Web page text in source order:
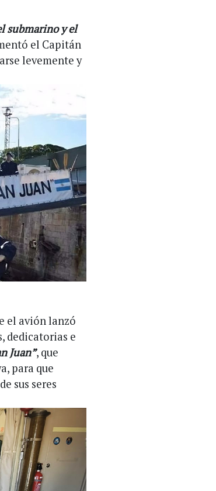
submarino y el
el Capitán
levemente y
el avión lanzó
dedicatorias e
Juan”, que
para que
sus seres